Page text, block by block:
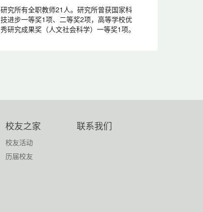
研究所有全职教师21人。研究所曾获国家科
技进步一等奖1项、二等奖2项，高等学校优
秀研究成果奖（人文社会科学）一等奖1项。
校友之家
校友活动
历届校友
联系我们